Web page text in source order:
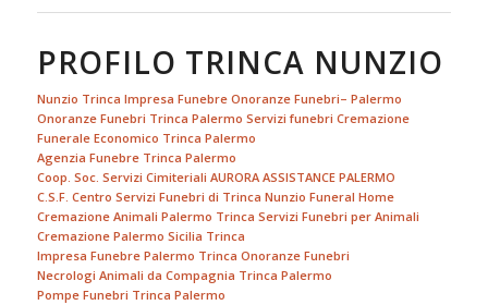
PROFILO TRINCA NUNZIO
Nunzio Trinca Impresa Funebre Onoranze Funebri– Palermo
Onoranze Funebri Trinca Palermo Servizi funebri Cremazione
Funerale Economico Trinca Palermo
Agenzia Funebre Trinca Palermo
Coop. Soc. Servizi Cimiteriali AURORA ASSISTANCE PALERMO
C.S.F. Centro Servizi Funebri di Trinca Nunzio Funeral Home
Cremazione Animali Palermo Trinca Servizi Funebri per Animali
Cremazione Palermo Sicilia Trinca
Impresa Funebre Palermo Trinca Onoranze Funebri
Necrologi Animali da Compagnia Trinca Palermo
Pompe Funebri Trinca Palermo